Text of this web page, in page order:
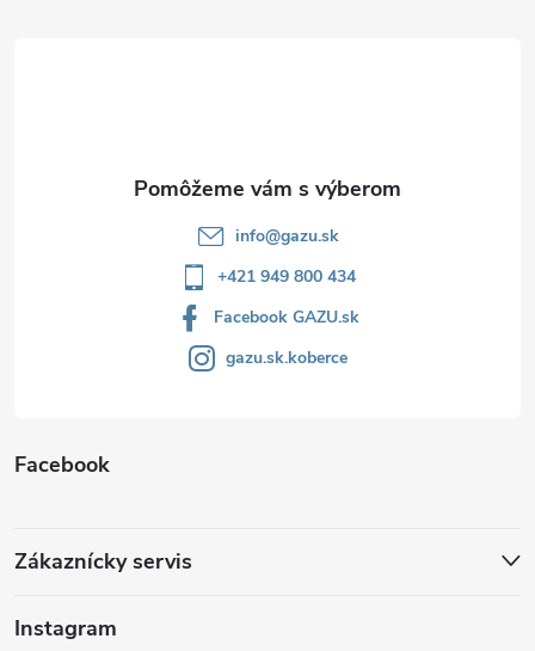
info@gazu.sk
+421 949 800 434
Facebook GAZU.sk
gazu.sk.koberce
Facebook
Zákaznícky servis
Instagram